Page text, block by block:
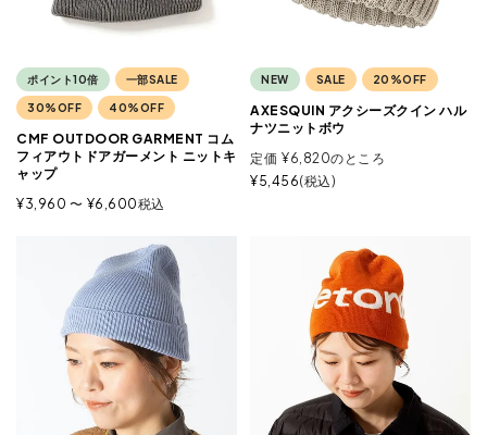
ポイント10倍 一部SALE
30%OFF 40%OFF
CMF OUTDOOR GARMENT コム
フィアウトドアガーメント ニットキ
ャップ
¥3,960 〜 ¥6,600税込
NEW SALE 20%OFF
AXESQUIN アクシーズクイン ハル
ナツニットボウ
定価 ¥6,820のところ
¥5,456 税込